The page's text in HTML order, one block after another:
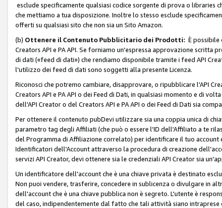
esclude specificamente qualsiasi codice sorgente di prova o libraries
che mettiamo a tua disposizione. Inoltre lo stesso esclude
offerti su qualsiasi sito che non sia un Sito Amazon.
(b) Ottenere il Contenuto Pubblicitario dei Prodotti: È
Creators API e PA API. Se forniamo un'espressa approvazione
di dati («feed di dati») che rendiamo disponibile tramite i feed API
l'utilizzo dei feed di dati sono soggetti alla presente Licenza.
Riconosci che potremo cambiare, disapprovare, o ripubblicare l'API
Creators API e PA API o dei Feed di Dati, in qualsiasi momento e di
dell'API Creator o del Creators API e PA API o dei Feed di Dati sia
Per ottenere il contenuto pubDevi utilizzare sia una coppia unica di
parametro tag degli Affiliati (che può o essere l'ID dell'Affiliato a te
del Programma di Affiliazione correlato) per identificare il tuo account
Identificatori dell'Account attraverso la procedura di creazione
servizi API Creator, devi ottenere sia le credenziali API Creator sia
Un identificatore dell'account che è una chiave privata è destinato
Non puoi vendere, trasferire, concedere in sublicenza o divulgare in
dell'account che è una chiave pubblica non è segreto. L'utente è
del caso, indipendentemente dal fatto che tali attività siano